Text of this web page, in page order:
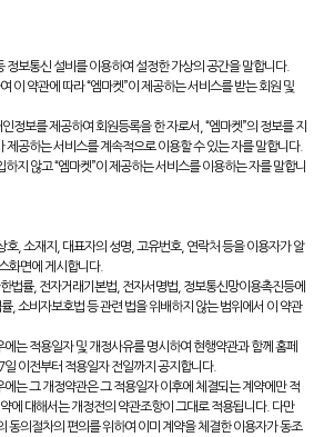
정보통신 설비를 이용하여 설정한 가상의 공간을 말합니다.
이 약관에 따라 “엠마켓”이 제공하는 서비스를 받는 회원 및
정보를 제공하여 회원등록을 한 자로서, “엠마켓”의 정보를 지
제공하는 서비스를 계속적으로 이용할 수 있는 자를 말합니다.
지 않고 “엠마켓”이 제공하는 서비스를 이용하는 자를 말합니
호, 소재지, 대표자의 성명, 고유번호, 연락처 등을 이용자가 알
화면에 게시합니다.
법률, 전자거래기본법, 전자서명법, 정보통신망이용촉진등에
, 소비자보호법 등 관련 법을 위배하지 않는 범위에서 이 약관
에는 적용일자 및 개정사유를 명시하여 현행약관과 함께 홈페
이전부터 적용일자 전일까지 공지합니다.
에는 그 개정약관은 그 적용일자 이후에 체결되는 계약에만 적
에 대해서는 개정전의 약관조항이 그대로 적용됩니다. 다만
동의절차의 편의를 위하여 이미 계약을 체결한 이용자가 동조